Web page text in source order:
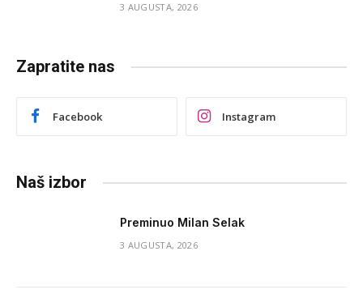
3 AUGUSTA, 2026
Zapratite nas
Facebook Instagram
Naš izbor
Preminuo Milan Selak
3 AUGUSTA, 2026